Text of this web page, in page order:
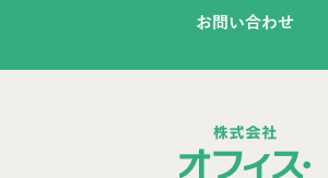
お問い合わせ